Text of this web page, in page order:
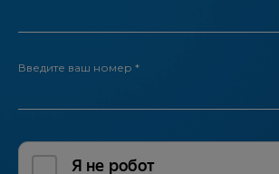
Введите ваш номер *